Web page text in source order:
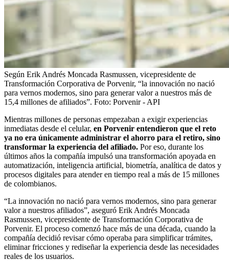
Según Erik Andrés Moncada Rasmussen, vicepresidente de
Transformación Corporativa de Porvenir, “la innovación no nació
para vernos modernos, sino para generar valor a nuestros más de
15,4 millones de afiliados”. Foto: Porvenir - API
Mientras millones de personas empezaban a exigir experiencias
inmediatas desde el celular, en Porvenir entendieron que el reto
ya no era únicamente administrar el ahorro para el retiro, sino
transformar la experiencia del afiliado. Por eso, durante los
últimos años la compañía impulsó una transformación apoyada en
automatización, inteligencia artificial, biometría, analítica de datos y
procesos digitales para atender en tiempo real a más de 15 millones
de colombianos.
“La innovación no nació para vernos modernos, sino para generar
valor a nuestros afiliados”, aseguró Erik Andrés Moncada
Rasmussen, vicepresidente de Transformación Corporativa de
Porvenir. El proceso comenzó hace más de una década, cuando la
compañía decidió revisar cómo operaba para simplificar trámites,
eliminar fricciones y rediseñar la experiencia desde las necesidades
reales de los usuarios.